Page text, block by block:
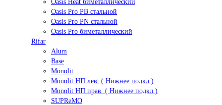
Oasis Heat биметаллический
Oasis Pro PB стальной
Oasis Pro PN стальной
Oasis Pro биметаллический
Rifar
Alum
Base
Monolit
Monolit НП лев. ( Нижнее подкл.)
Monolit НП прав. ( Нижнее подкл.)
SUPReMO